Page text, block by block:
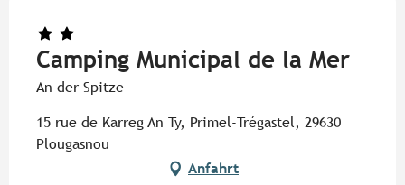
Camping Municipal de la Mer
An der Spitze
15 rue de Karreg An Ty, Primel-Trégastel, 29630
Plougasnou
Anfahrt